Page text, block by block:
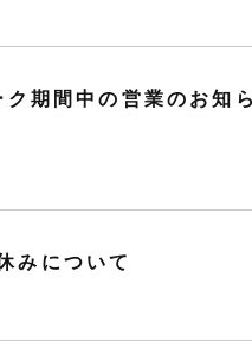
期間中の営業のお知
みについて